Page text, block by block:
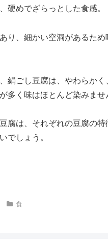
硬めでざらっとした食感。
り、細かい空洞があるた
絹ごし豆腐は、やわらか
多く味はほとんど染みませ
腐は、それぞれの豆腐の特
でしょう。
食